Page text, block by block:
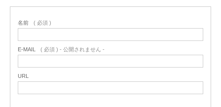
名前 ( 必須 )
E-MAIL ( 必須 ) - 公開されません -
URL